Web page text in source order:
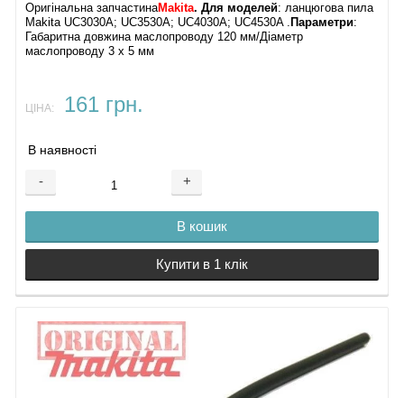
Оригінальна запчастинаMakita. Для моделей: ланцюгова пила
Makita UC3030A; UC3530A; UC4030A; UC4530A .
Параметри:
Габаритна довжина маслопроводу 120 мм/Діаметр
маслопроводу 3 х 5 мм
ЦІНА: 161 грн.
В наявності
- +
В кошик
Купити в 1 клік